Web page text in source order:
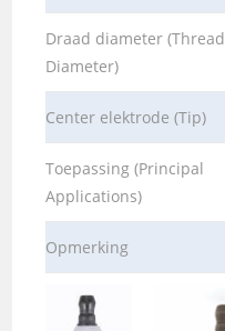
Draad diameter (Thread
Diameter)
Center elektrode (Tip)
Toepassing (Principal
Applications)
Opmerking